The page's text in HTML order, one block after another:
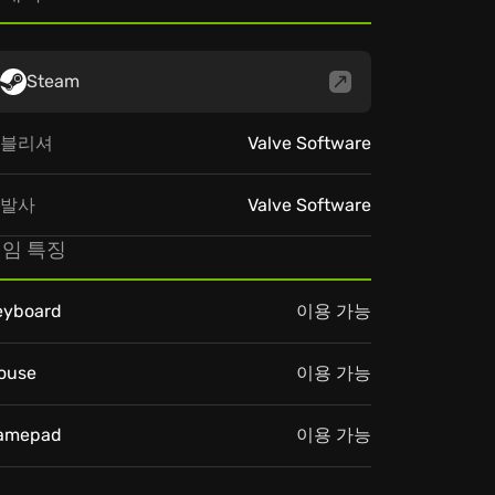
Steam
리셔 Valve Software
사 Valve Software
특징
이용 가능
이용 가능
이용 가능